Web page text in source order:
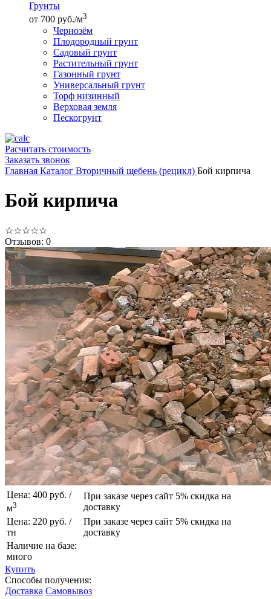
Грунты
от 700 руб./м3
Чернозём
Плодородный грунт
Садовый грунт
Растительный грунт
Газонный грунт
Универсальный грунт
Торф низинный
Верховая земля
Пескогрунт
Расчитать стоимость
Заказать звонок
Главная Каталог Вторичный щебень (рецикл) Бой кирпича
Бой кирпича
☆☆☆☆☆
Отзывов: 0
Цена: 400 руб. /
м3
При заказе через сайт 5% скидка на
доставку
Цена: 220 руб. /
тн
При заказе через сайт 5% скидка на
доставку
Наличие на базе:
много
Купить
Способы получения:
Доставка Самовывоз